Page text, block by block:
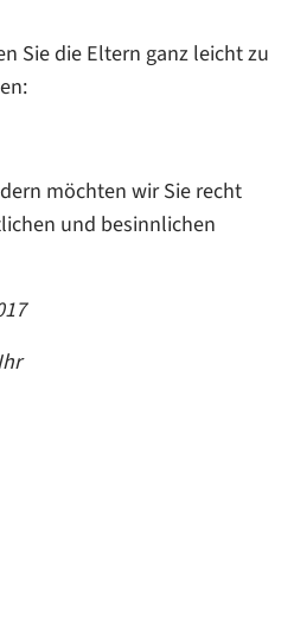
Sie die Eltern ganz leicht zu
möchten wir Sie recht
und besinnlichen